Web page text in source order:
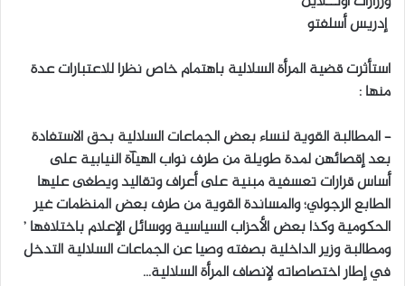
ي
إ
ل
ك
ت
ر
و
ن
إدريس أسلفتو
استأثرت قضية المرأة السلالية باهتمام خاص نظرا للاعتبارات عدة
منها :
– المطالبة القوية لنساء بعض الجماعات السلالية بحق الاستفادة
بعد إقصائهن لمدة طويلة من طرف نواب الهيآة النيابية على
أساس قرارات تعسفية مبنية على أعراف وتقاليد ويطغى عليها
الطابع الرجولي؛ والمساندة القوية من طرف بعض المنظمات غير
الحكومية وكذا بعض الأحزاب السياسية ووسائل الإعلام باختلافها ’
ومطالبة وزير الداخلية بصفته وصيا عن الجماعات السلالية التدخل
في إطار اختصاصاته لإنصاف المرأة السلالية…